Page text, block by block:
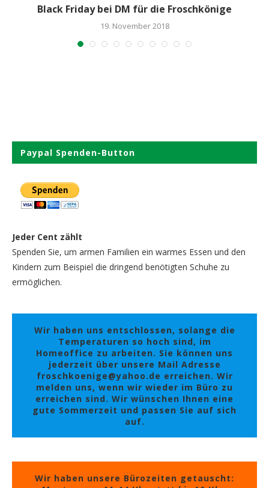
Black Friday bei DM für die Froschkönige
19. November 2018
Paypal Spenden-Button
Jeder Cent zählt
Spenden Sie, um armen Familien ein warmes Essen und den
Kindern zum Beispiel die dringend benötigten Schuhe zu
ermöglichen.
Wir haben uns entschlossen, solange die
Temperaturen so hoch sind, im
Homeoffice zu arbeiten. Sie können uns
jederzeit über unsere Mail Adresse
froschkoenige@yahoo.de erreichen. Wir
melden uns, wenn wir wieder im Büro zu
erreichen sind. Wir wünschen Ihnen eine
gute Sommerzeit und passen Sie auf sich
auf.
Wir haben unsere Bürozeiten getauscht: